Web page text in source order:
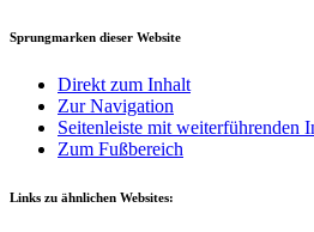
Sprungmarken dieser Website
Direkt zum Inhalt
Zur Navigation
Seitenleiste mit weiterführenden
Zum Fußbereich
Links zu ähnlichen Websites: